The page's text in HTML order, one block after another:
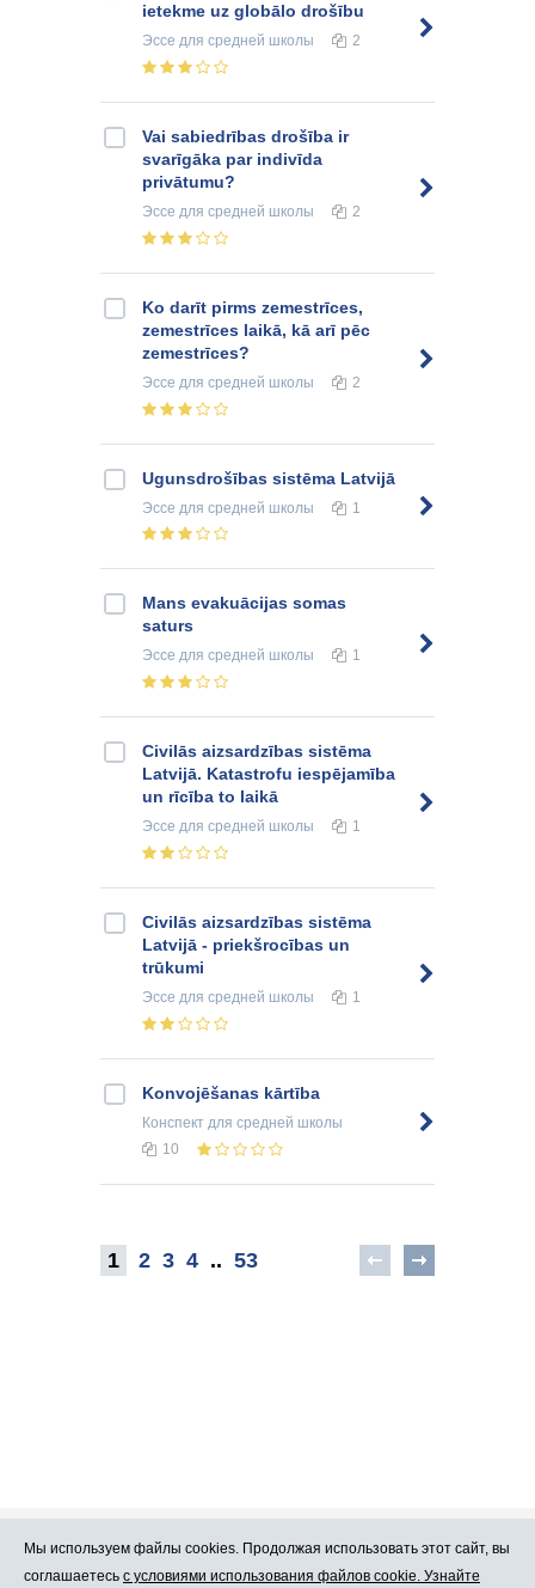
ietekme uz globālo drošību
Эссе для средней школы 2
Vai sabiedrības drošība ir
svarīgāka par indivīda
privātumu?
Эссе для средней школы 2
Ko darīt pirms zemestrīces,
zemestrīces laikā, kā arī pēc
zemestrīces?
Эссе для средней школы 2
Ugunsdrošības sistēma Latvijā
Эссе для средней школы 1
Mans evakuācijas somas
saturs
Эссе для средней школы 1
Civilās aizsardzības sistēma
Latvijā. Katastrofu iespējamība
un rīcība to laikā
Эссе для средней школы 1
Civilās aizsardzības sistēma
Latvijā - priekšrocības un
trūkumi
Эссе для средней школы 1
Konvojēšanas kārtība
Конспект для средней школы
10
1 2 3 4 .. 53
Про Atlants.lv Реклама
Мы используем файлы cookies. Продолжая использовать этот сайт, вы
соглашаетесь с условиями использования файлов cookie. Узнайте